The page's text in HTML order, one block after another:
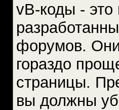
vB-коды - это
форумов. Они
гораздо
страницы.
вы должны